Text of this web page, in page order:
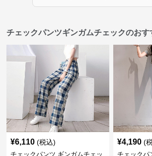
チェックパンツギンガムチェックのおす
¥6,110 (税込)
チェックパンツ ギンガムチェッ
¥4,190 (
チェックパ